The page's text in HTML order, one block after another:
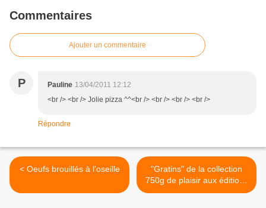
Commentaires
Ajouter un commentaire
P Pauline 13/04/2011 12:12
<br /> <br /> Jolie pizza ^^<br /> <br /> <br /> <br />
Répondre
< Oeufs brouillés à l'oseille
"Gratins" de la collection
750g de plaisir aux éditions
Solar... >